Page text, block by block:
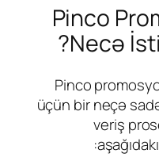
Pinco
Necə
Pinco
üçün bir neçə
veriş